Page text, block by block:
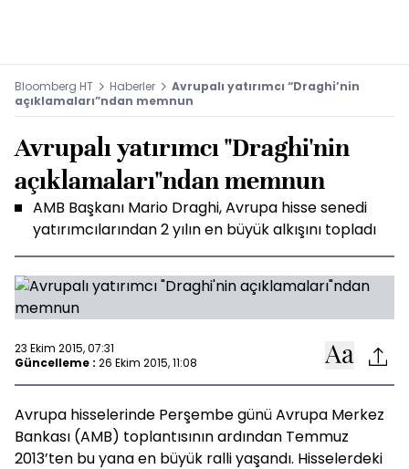
Bloomberg HT Haberler
Avrupalı yatırımcı “Draghi’nin
açıklamaları”ndan memnun
Avrupalı yatırımcı "Draghi'nin
açıklamaları"ndan memnun
AMB Başkanı Mario Draghi, Avrupa hisse senedi
yatırımcılarından 2 yılın en büyük alkışını topladı
23 Ekim 2015, 07:31
Güncelleme : 26 Ekim 2015, 11:08
Avrupa hisselerinde Perşembe günü Avrupa Merkez
Bankası (AMB) toplantısının ardından Temmuz
2013’ten bu yana en büyük ralli yaşandı. Hisselerdeki